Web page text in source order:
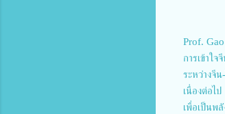
Prof.
การเข้าใ
ระหว่างจี
เนื่องต่อไป
เพื่อเป็นพ